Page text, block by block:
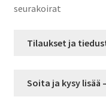
seurakoirat
Tilaukset ja
Soita ja kysy lisää